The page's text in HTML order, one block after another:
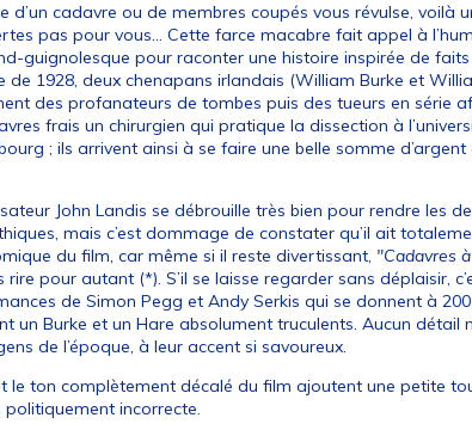
d’un cadavre ou de membres coupés vous révulse, voilà
pas pour vous... Cette farce macabre fait appel à
guignolesque pour raconter une histoire inspirée de faits
de 1928, deux chenapans irlandais (William Burke et
des profanateurs de tombes puis des tueurs en série
frais un chirurgien qui pratique la dissection à
; ils arrivent ainsi à se faire une belle somme d’argent
John Landis se débrouille très bien pour rendre les
mais c’est dommage de constater qu’il ait
du film, car même si il reste divertissant, "Cadavres
rire pour autant (*). S’il se laisse regarder sans déplaisir,
de Simon Pegg et Andy Serkis qui se donnent à
un Burke et un Hare absolument truculents. Aucun détail
de l’époque, à leur accent si savoureux.
le ton complètement décalé du film ajoutent une petite
incorrecte.